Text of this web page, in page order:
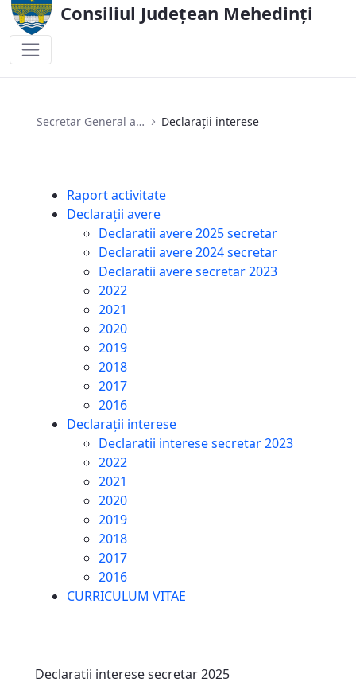
Consiliul Județean Mehedinți
Secretar General al U.A.T Declarații interese
Raport activitate
Declarații avere
Declaratii avere 2025 secretar
Declaratii avere 2024 secretar
Declaratii avere secretar 2023
2022
2021
2020
2019
2018
2017
2016
Declarații interese
Declaratii interese secretar 2023
2022
2021
2020
2019
2018
2017
2016
CURRICULUM VITAE
Declaratii interese secretar 2025